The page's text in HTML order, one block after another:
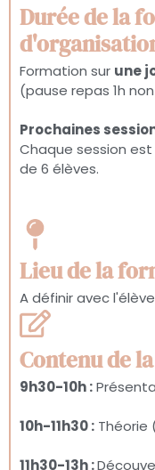
Durée de la
Formation sur une
(pause repas 1h
Prochaines
Chaque session
de 6 élèves.
Lieu de la
A définir avec
Contenu de
9h30-10h :
10h-11h30 : Théorie
11h30-13h :